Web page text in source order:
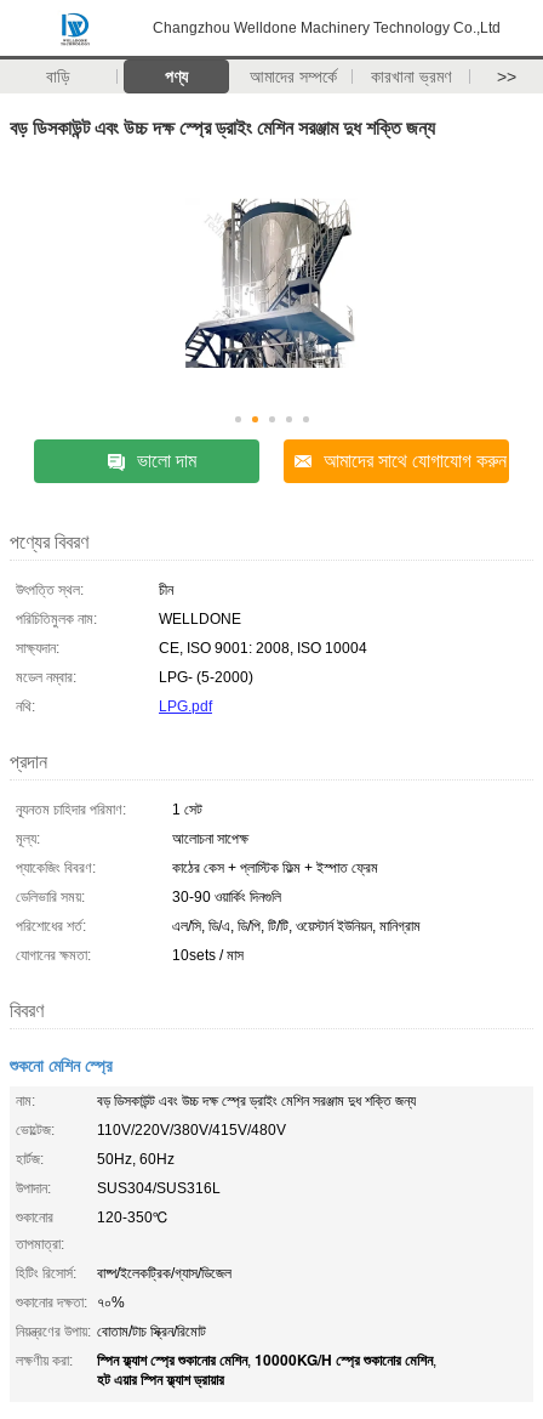
Changzhou Welldone Machinery Technology Co.,Ltd
বাড়ি পণ্য আমাদের সম্পর্কে কারখানা ভ্রমণ >>
বড় ডিসকাউন্ট এবং উচ্চ দক্ষ স্প্রে ড্রাইং মেশিন সরঞ্জাম দুধ শক্তি জন্য
ভালো দাম আমাদের সাথে যোগাযোগ করুন
পণ্যের বিবরণ
উৎপত্তি স্থল:
চীন
পরিচিতিমুলক নাম:
WELLDONE
সাক্ষ্যদান:
CE, ISO 9001: 2008, ISO 10004
মডেল নম্বার:
LPG- (5-2000)
নথি:
LPG.pdf
প্রদান
ন্যূনতম চাহিদার পরিমাণ:
1 সেট
মূল্য:
আলোচনা সাপেক্ষ
প্যাকেজিং বিবরণ:
কাঠের কেস + প্লাস্টিক ফিল্ম + ইস্পাত ফ্রেম
ডেলিভারি সময়:
30-90 ওয়ার্কিং দিনগুলি
পরিশোধের শর্ত:
এল/সি, ডি/এ, ডি/পি, টি/টি, ওয়েস্টার্ন ইউনিয়ন, মানিগ্রাম
যোগানের ক্ষমতা:
10sets / মাস
বিবরণ
শুকনো মেশিন স্প্রে
নাম:
বড় ডিসকাউন্ট এবং উচ্চ দক্ষ স্প্রে ড্রাইং মেশিন সরঞ্জাম দুধ শক্তি জন্য
ভোল্টেজ:
110V/220V/380V/415V/480V
হার্টজ:
50Hz, 60Hz
উপাদান:
SUS304/SUS316L
শুকানোর
তাপমাত্রা:
120-350℃
হিটিং রিসোর্স:
বাষ্প/ইলেকট্রিক/গ্যাস/ডিজেল
শুকানোর দক্ষতা:
৭০%
নিয়ন্ত্রণের উপায়: বোতাম/টাচ স্ক্রিন/রিমোট
লক্ষণীয় করা:
স্পিন ফ্ল্যাশ স্প্রে শুকানোর মেশিন, 10000KG/H স্প্রে শুকানোর মেশিন,
হট এয়ার স্পিন ফ্ল্যাশ ড্রায়ার